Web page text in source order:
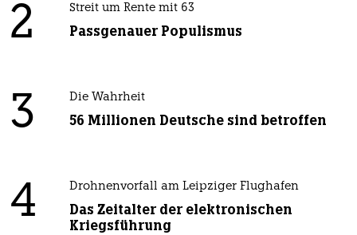
2 Streit um Rente mit 63
Passgenauer Populismus
3 Die Wahrheit
56 Millionen Deutsche sind betroffen
4 Drohnenvorfall am Leipziger Flughafen
Das Zeitalter der elektronischen
Kriegsführung